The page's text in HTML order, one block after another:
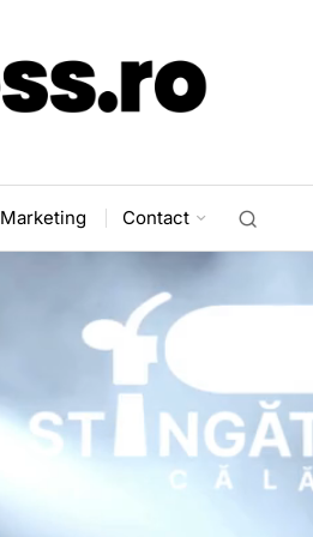
Marketing Contact